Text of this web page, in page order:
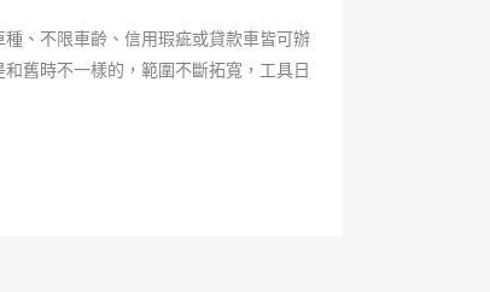
、不限車齡、信用瑕疵或貸款車皆可辦
舊時不一樣的，範圍不斷拓寬，工具日